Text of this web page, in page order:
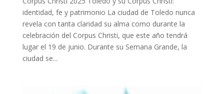
identidad, fe y patrimonio La ciudad de Toledo nunca
revela con tanta claridad su alma como durante la
celebración del Corpus Christi, que este año tendrá
lugar el 19 de junio. Durante su Semana Grande, la
ciudad se...